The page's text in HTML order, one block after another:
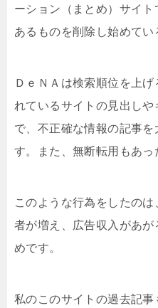
ーション（まとめ）サイ
あるものを削除し始めてい
ＤｅＮＡは検索順位を上
れているサイトの見出し
で、不正確な情報の記事
す。また、無断転用もあっ
このような行為をしたの
者が増え、広告収入があ
めです。
私のこのサイトの過去記